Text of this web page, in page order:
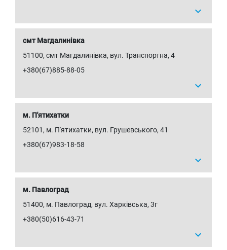
expand_more
смт Магдалинівка
51100, смт Магдалинівка, вул. Транспортна, 4
+380(67)885-88-05
expand_more
м. П'ятихатки
52101, м. П'ятихатки, вул. Грушевського, 41
+380(67)983-18-58
expand_more
м. Павлоград
51400, м. Павлоград, вул. Харківська, 3г
+380(50)616-43-71
expand_more